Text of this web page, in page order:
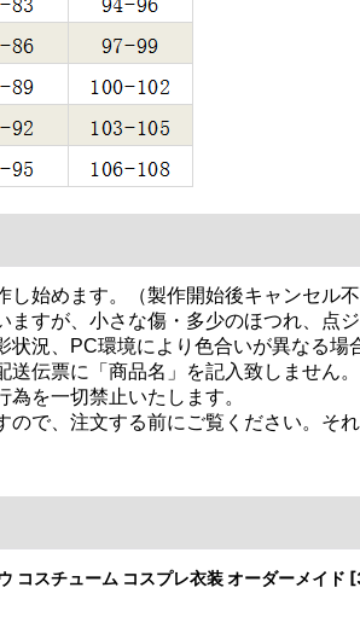
始めます。（製作開始後キャンセル不
すが、小さな傷・多少のほつれ、点
況、PC環境により色合いが異なる場
伝票に「商品名」を記入致しません
を一切禁止いたします。
ので、注文する前にご覧ください。そ
コスチューム コスプレ衣装 オーダーメイド [